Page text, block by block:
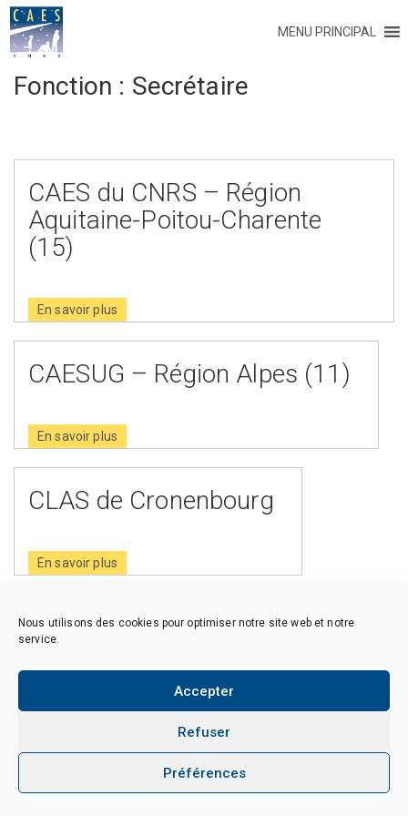
Nous utilisons des cookies pour optimiser notre site web et notre
service.
Accepter
Refuser
Préférences
MENU PRINCIPAL
Fonction : Secrétaire
CAES du CNRS – Région
Aquitaine-Poitou-Charente
(15)
En savoir plus
CAESUG – Région Alpes (11)
En savoir plus
CLAS de Cronenbourg
En savoir plus
Politique de cookies (EU)
Politique de confidentialité
Mentions Légales et Politique des données personnelles
Crédits